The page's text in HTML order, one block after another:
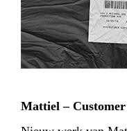
Mattiel –